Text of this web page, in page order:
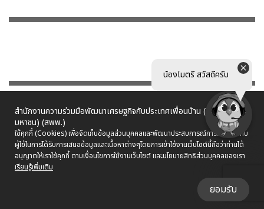
น้องไมตรี สวัสดีครับ
สำนักงานความร่วมมือพัฒนาเศรษฐกิจกับประเทศเพื่อนบ้าน (องค์การ
มหาชน) (สพพ.)
ใช้คุกกี้ (Cookies) เพื่อจัดเก็บข้อมูลส่วนบุคคลและพัฒนาประสบการณ์การใช้งานให้กับ
ผู้ใช้ในการได้รับการเสนอข้อมูลและเนื้อหาต่างๆโดยการเข้าใช้งานเว็บไซต์นี้ถือว่าท่านได้
อนุญาตให้เราใช้คุกกี้ ตามเงื่อนไขการใช้งานเว็บไซต์ และนโยบายสิทธิส่วนบุคคลของเรา
เรียนรู้เพิ่มเติม
ยอมรับ